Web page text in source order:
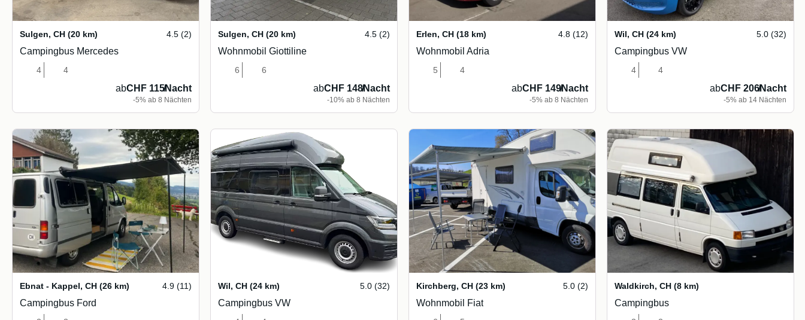
Sulgen, CH (20 km) 4.5 (2)
Campingbus Mercedes
4 4
abCHF 115/Nacht
-5% ab 8 Nächten
Sulgen, CH (20 km) 4.5 (2)
Wohnmobil Giottiline
6 6
abCHF 148/Nacht
-10% ab 8 Nächten
Erlen, CH (18 km) 4.8 (12)
Wohnmobil Adria
5 4
abCHF 149/Nacht
-5% ab 8 Nächten
Wil, CH (24 km) 5.0 (32)
Campingbus VW
4 4
abCHF 206/Nacht
-5% ab 14 Nächten
Ebnat - Kappel, CH (26 km) 4.9 (11)
Campingbus Ford
Wil, CH (24 km) 5.0 (32)
Campingbus VW
Kirchberg, CH (23 km) 5.0 (2)
Wohnmobil Fiat
Waldkirch, CH (8 km)
Campingbus